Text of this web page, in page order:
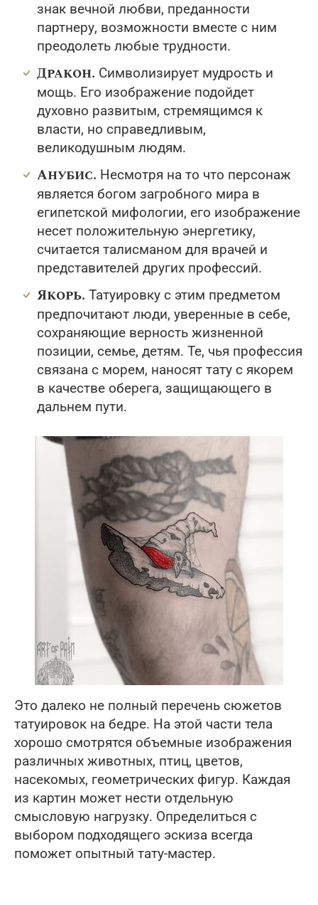
знак вечной любви, преданности
партнеру, возможности вместе с ним
преодолеть любые трудности.
Дракон. Символизирует мудрость и
мощь. Его изображение подойдет
духовно развитым, стремящимся к
власти, но справедливым,
великодушным людям.
Анубис. Несмотря на то что персонаж
является богом загробного мира в
египетской мифологии, его изображение
несет положительную энергетику,
считается талисманом для врачей и
представителей других профессий.
Якорь. Татуировку с этим предметом
предпочитают люди, уверенные в себе,
сохраняющие верность жизненной
позиции, семье, детям. Те, чья профессия
связана с морем, наносят тату с якорем
в качестве оберега, защищающего в
дальнем пути.
Это далеко не полный перечень сюжетов
татуировок на бедре. На этой части тела
хорошо смотрятся объемные изображения
различных животных, птиц, цветов,
насекомых, геометрических фигур. Каждая
из картин может нести отдельную
смысловую нагрузку. Определиться с
выбором подходящего эскиза всегда
поможет опытный тату-мастер.